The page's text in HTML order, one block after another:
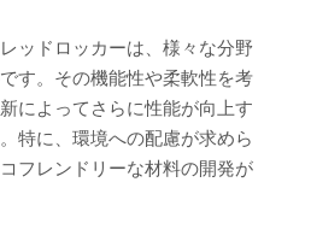
ッドロッカーは、様々な分野
す。その機能性や柔軟性を考
によってさらに性能が向上す
特に、環境への配慮が求めら
フレンドリーな材料の開発が